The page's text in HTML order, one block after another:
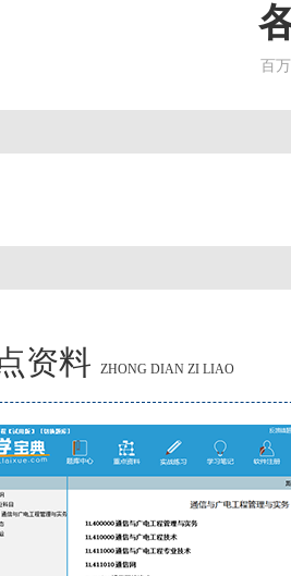
百
资料 ZHONG DIAN ZI LIAO